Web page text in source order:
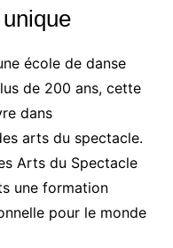
école de danse
de 200 ans, cette
dans
arts du spectacle.
Arts du Spectacle
une formation
pour le monde